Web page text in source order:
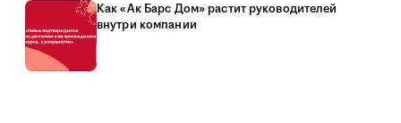
Как «Ак Барс Дом» растит руководителей
внутри компании